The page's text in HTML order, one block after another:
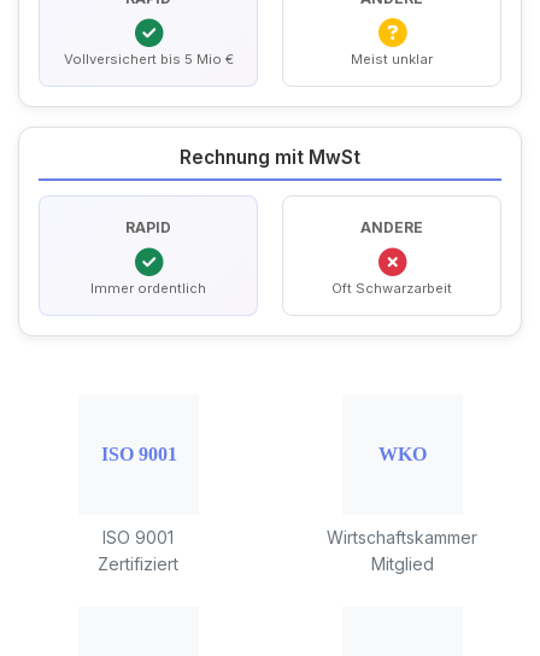
Vollversichert bis 5 Mio € Meist unklar
Rechnung mit MwSt
RAPID
Immer ordentlich
ANDERE
Oft Schwarzarbeit
ISO 9001
Zertifiziert
Wirtschaftskammer
Mitglied